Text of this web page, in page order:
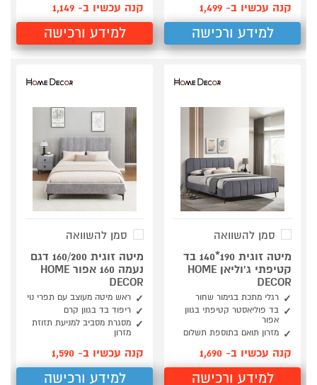
קנה עכשיו ב- 1,499
למידע ורכישה
קנה עכשיו ב- 1,149
למידע ורכישה
סמן להשוואה
מיטה זוגית 190*140 בד
קטיפתי ג'וליאן HOME
DECOR
רגלי מתכת בגימור שחור
בד פוליאסטר קטיפתי בגוון
אפור
מזרון תואם בתוספת תשלום
קנה עכשיו ב- 1,690
למידע ורכישה
סמן להשוואה
מיטה זוגית 160/200 דגם
נעמה 160 אפור HOME
DECOR
ראש מיטה מעוצב עם תפרי נוי
ריפוד בד בגוון קרם
מסגרת מסביב למניעת תזוזת
מזרון
קנה עכשיו ב- 1,590
למידע ורכישה